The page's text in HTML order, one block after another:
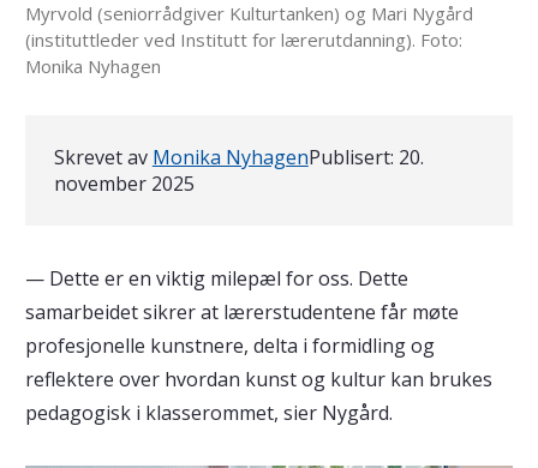
Myrvold (seniorrådgiver Kulturtanken) og Mari Nygård
(instituttleder ved Institutt for lærerutdanning). Foto:
Monika Nyhagen
Skrevet av Monika NyhagenPublisert: 20.
november 2025
— Dette er en viktig milepæl for oss. Dette
samarbeidet sikrer at lærerstudentene får møte
profesjonelle kunstnere, delta i formidling og
reflektere over hvordan kunst og kultur kan brukes
pedagogisk i klasserommet, sier Nygård.